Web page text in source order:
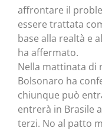
affrontare il
essere trattata
base alla realtà e
ha affermato.
Nella mattinata di
Bolsonaro ha
chiunque può
entrerà in Brasile
terzi. No al patto